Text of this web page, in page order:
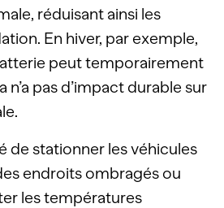
réduisant ainsi les
En hiver, par exemple,
peut temporairement
n’a pas d’impact durable sur
de stationner les véhicules
endroits ombragés ou
les températures